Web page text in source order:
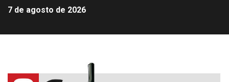
7 de agosto de 2026